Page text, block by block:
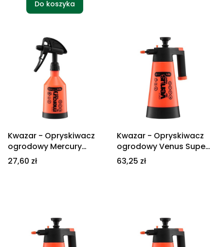
Do koszyka
Kwazar - Opryskiwacz
ogrodowy Mercury
Super 360 500ml
Cena
27,60 zł
Kwazar - Opryskiwacz
ogrodowy Venus Super
360 1,5l
Cena
63,25 zł